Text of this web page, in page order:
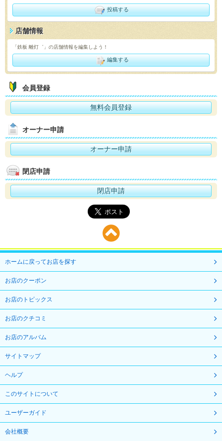
投稿する
店舗情報
「鉄板 離灯゛」の店舗情報を編集しよう！
編集する
会員登録
無料会員登録
オーナー申請
オーナー申請
閉店申請
閉店申請
ホームに戻ってお店を探す
お店のクーポン
お店のトピックス
お店のクチコミ
お店のアルバム
サイトマップ
ヘルプ
このサイトについて
ユーザーガイド
会社概要